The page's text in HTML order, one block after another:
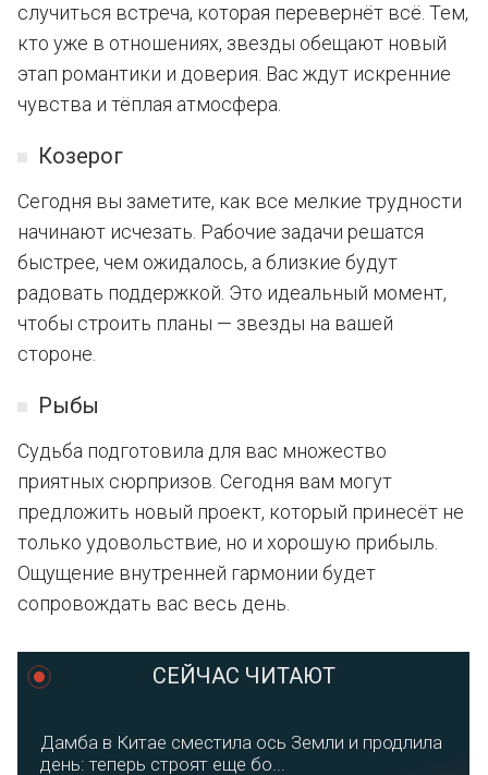
случиться встреча, которая перевернёт всё. Тем,
кто уже в отношениях, звезды обещают новый
этап романтики и доверия. Вас ждут искренние
чувства и тёплая атмосфера.
Козерог
Сегодня вы заметите, как все мелкие трудности
начинают исчезать. Рабочие задачи решатся
быстрее, чем ожидалось, а близкие будут
радовать поддержкой. Это идеальный момент,
чтобы строить планы — звезды на вашей
стороне.
Рыбы
Судьба подготовила для вас множество
приятных сюрпризов. Сегодня вам могут
предложить новый проект, который принесёт не
только удовольствие, но и хорошую прибыль.
Ощущение внутренней гармонии будет
сопровождать вас весь день.
СЕЙЧАС ЧИТАЮТ
Дамба в Китае сместила ось Земли и продлила
день: теперь строят еще бо...